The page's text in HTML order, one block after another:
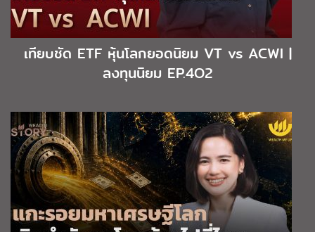
เทียบชัด ETF หุ้นโลกยอดนิยม VT vs ACWI |
ลงทุนนิยม EP.4O2